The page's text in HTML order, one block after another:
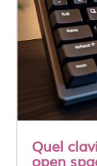
Quel
open